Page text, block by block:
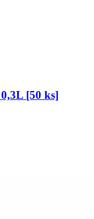
[50 ks]